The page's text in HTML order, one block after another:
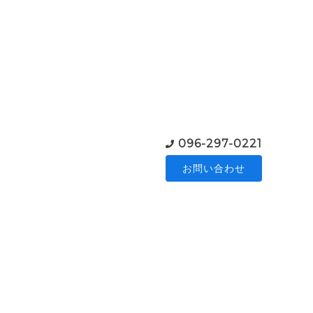
096-297-0221
お問い合わせ